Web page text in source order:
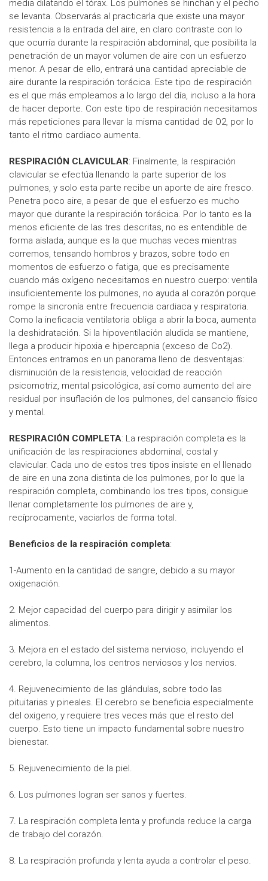
media dilatando el tórax. Los pulmones se hinchan y el pecho
se levanta. Observarás al practicarla que existe una mayor
resistencia a la entrada del aire, en claro contraste con lo
que ocurría durante la respiración abdominal, que posibilita la
penetración de un mayor volumen de aire con un esfuerzo
menor. A pesar de ello, entrará una cantidad apreciable de
aire durante la respiración torácica. Este tipo de respiración
es el que más empleamos a lo largo del día, incluso a la hora
de hacer deporte. Con este tipo de respiración necesitamos
más repeticiones para llevar la misma cantidad de O2, por lo
tanto el ritmo cardiaco aumenta.
RESPIRACIÓN CLAVICULAR: Finalmente, la respiración
clavicular se efectúa llenando la parte superior de los
pulmones, y solo esta parte recibe un aporte de aire fresco.
Penetra poco aire, a pesar de que el esfuerzo es mucho
mayor que durante la respiración torácica. Por lo tanto es la
menos eficiente de las tres descritas, no es entendible de
forma aislada, aunque es la que muchas veces mientras
corremos, tensando hombros y brazos, sobre todo en
momentos de esfuerzo o fatiga, que es precisamente
cuando más oxígeno necesitamos en nuestro cuerpo: ventila
insuficientemente los pulmones, no ayuda al corazón porque
rompe la sincronía entre frecuencia cardiaca y respiratoria.
Como la ineficacia ventilatoria obliga a abrir la boca, aumenta
la deshidratación. Si la hipoventilación aludida se mantiene,
llega a producir hipoxia e hipercapnia (exceso de Co2).
Entonces entramos en un panorama lleno de desventajas:
disminución de la resistencia, velocidad de reacción
psicomotriz, mental psicológica, así como aumento del aire
residual por insuflación de los pulmones, del cansancio físico
y mental.
RESPIRACIÓN COMPLETA: La respiración completa es la
unificación de las respiraciones abdominal, costal y
clavicular. Cada uno de estos tres tipos insiste en el llenado
de aire en una zona distinta de los pulmones, por lo que la
respiración completa, combinando los tres tipos, consigue
llenar completamente los pulmones de aire y,
recíprocamente, vaciarlos de forma total.
Beneficios de la respiración completa:
1-Aumento en la cantidad de sangre, debido a su mayor
oxigenación.
2. Mejor capacidad del cuerpo para dirigir y asimilar los
alimentos.
3. Mejora en el estado del sistema nervioso, incluyendo el
cerebro, la columna, los centros nerviosos y los nervios.
4. Rejuvenecimiento de las glándulas, sobre todo las
pituitarias y pineales. El cerebro se beneficia especialmente
del oxigeno, y requiere tres veces más que el resto del
cuerpo. Esto tiene un impacto fundamental sobre nuestro
bienestar.
5. Rejuvenecimiento de la piel.
6. Los pulmones logran ser sanos y fuertes.
7. La respiración completa lenta y profunda reduce la carga
de trabajo del corazón.
8. La respiración profunda y lenta ayuda a controlar el peso.